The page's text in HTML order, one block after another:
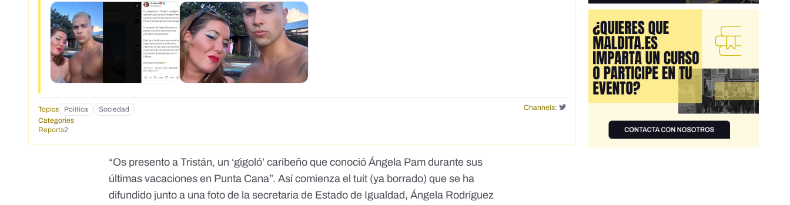
Topics Política Sociedad
Channels:
Categories
Reports2
“Os presento a Tristán, un ‘gigoló’ caribeño que conoció Ángela Pam durante sus
últimas vacaciones en Punta Cana”.Así comienza el tuit (ya borrado) quese ha
difundido junto a una foto de la secretaria de Estado de Igualdad, Ángela Rodríguez